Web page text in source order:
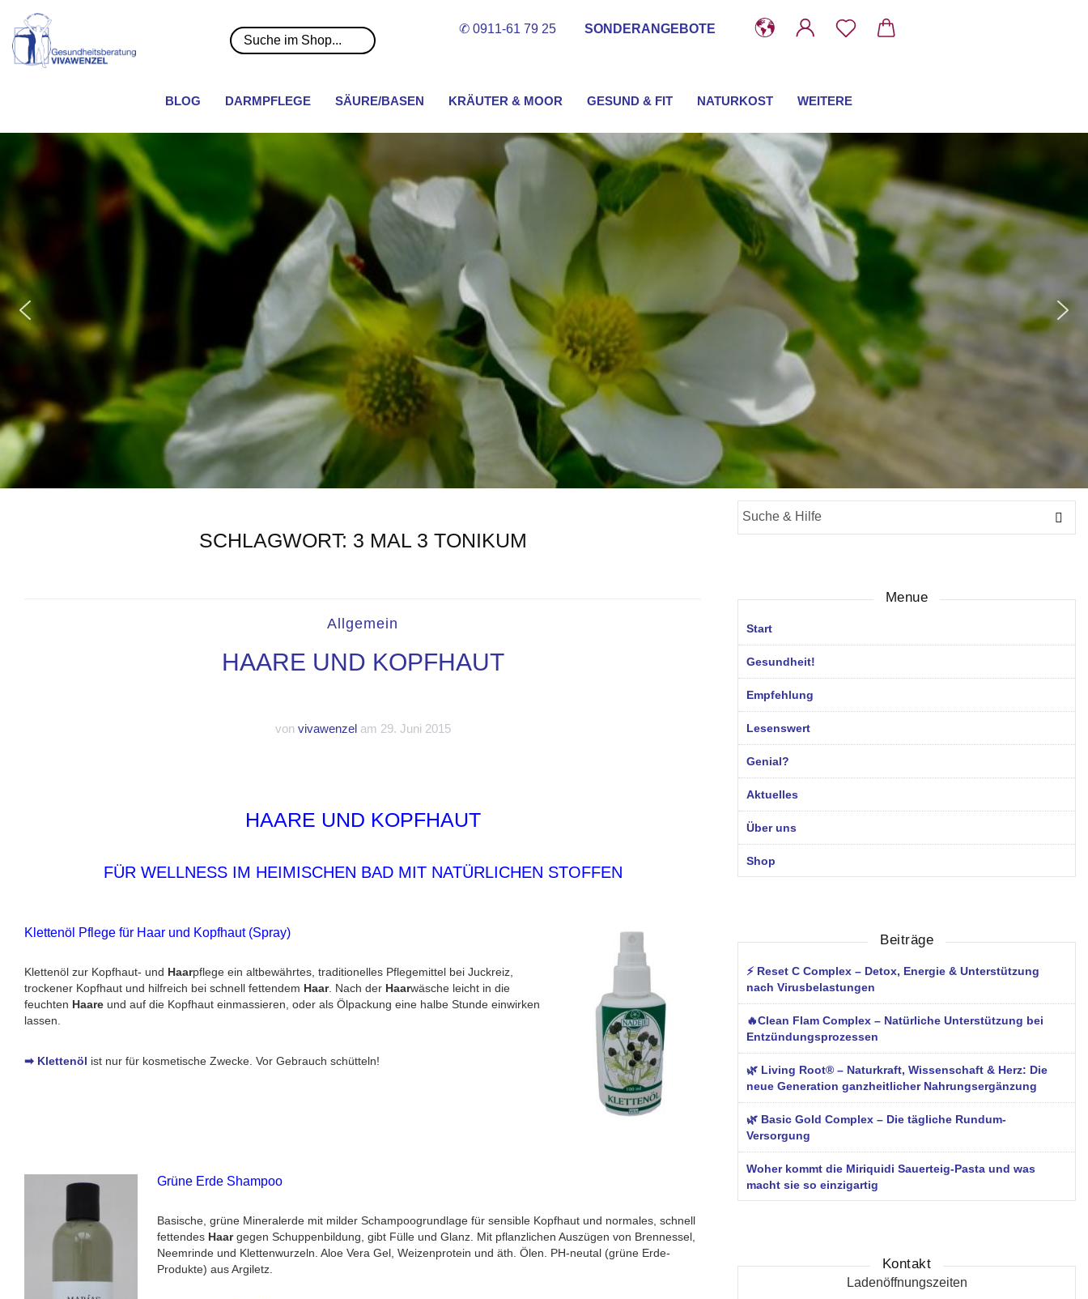
Suche
✆ 0911-61 79 25 SONDERANGEBOTE
BLOG DARMPFLEGE SÄURE/BASEN KRÄUTER & MOOR GESUND & FIT NATURKOST WEITERE
SCHLAGWORT: 3 MAL 3 TONIKUM
Allgemein
HAARE UND KOPFHAUT
von vivawenzelam 29. Juni 2015
HAARE UND KOPFHAUT
FÜR WELLNESS IM HEIMISCHEN BAD MIT NATÜRLICHEN STOFFEN
Klettenöl Pflege für Haar und Kopfhaut (Spray)
Klettenöl zur Kopfhaut- und Haarpflege ein altbewährtes, traditionelles Pflegemittel bei Juckreiz,
trockener Kopfhaut und hilfreich bei schnell fettendem Haar. Nach der Haarwäsche leicht in die
feuchten Haare und auf die Kopfhaut einmassieren, oder als Ölpackung eine halbe Stunde einwirken
lassen.
➡ Klettenöl ist nur für kosmetische Zwecke. Vor Gebrauch schütteln!
Grüne Erde Shampoo
Basische, grüne Mineralerde mit milder Schampoogrundlage für sensible Kopfhaut und normales, schnell
fettendes Haargegen Schuppenbildung, gibt Fülle und Glanz. Mit pflanzlichen Auszügen von Brennessel,
Neemrinde und Klettenwurzeln. Aloe Vera Gel, Weizenprotein und äth. Ölen. PH-neutal (grüne Erde-
Produkte) aus Argiletz.
Menue
Start
Gesundheit!
Empfehlung
Lesenswert
Genial?
Aktuelles
Über uns
Shop
Beiträge
⚡ Reset C Complex – Detox, Energie & Unterstützung
nach Virusbelastungen
🔥Clean Flam Complex – Natürliche Unterstützung bei
Entzündungsprozessen
🌿 Living Root® – Naturkraft, Wissenschaft & Herz: Die
neue Generation ganzheitlicher Nahrungsergänzung
🌿 Basic Gold Complex – Die tägliche Rundum-
Versorgung
Woher kommt die Miriquidi Sauerteig-Pasta und was
macht sie so einzigartig
Kontakt
Ladenöffnungszeiten